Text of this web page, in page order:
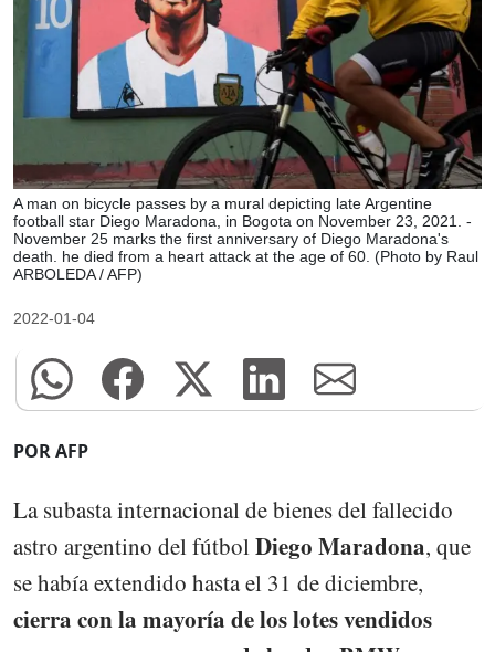
A man on bicycle passes by a mural depicting late Argentine
football star Diego Maradona, in Bogota on November 23, 2021. -
November 25 marks the first anniversary of Diego Maradona's
death. he died from a heart attack at the age of 60. (Photo by Raul
ARBOLEDA / AFP)
2022-01-04
POR AFP
La subasta internacional de bienes del fallecido
astro argentino del fútbolDiego Maradona, que
se había extendido hasta el 31 de diciembre,
cierra con la mayoría de los lotes vendidos